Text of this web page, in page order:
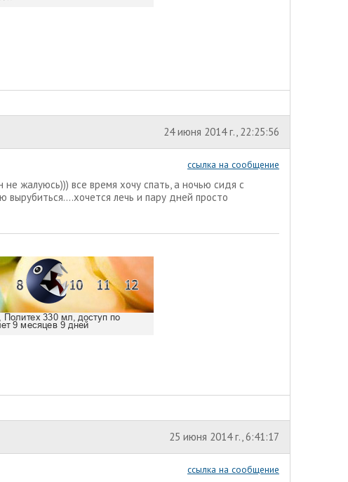
24 июня 2014 г., 22:25:56
ссылка на сообщение
жалуюсь))) все время хочу спать, а ночью сидя с
вырубиться....хочется лечь и пару дней просто
25 июня 2014 г., 6:41:17
ссылка на сообщение